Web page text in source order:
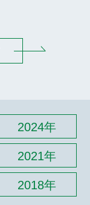
2024年
2021年
2018年